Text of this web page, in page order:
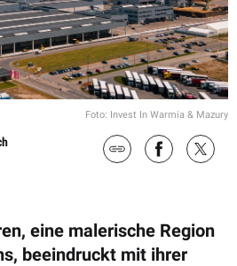
Foto: Invest In Warmia & Mazury
eine malerische Region
beeindruckt mit ihrer